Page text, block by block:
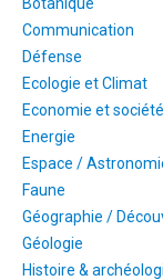
Communication
Défense
Ecologie et Climat
Economie et société
Energie
Espace /
Faune
Géographie /
Géologie
Histoire &